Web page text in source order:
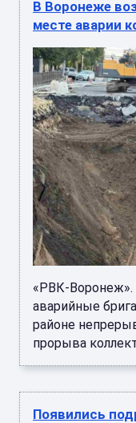
В Воронеже
месте аварии
«РВК-Воронеж».
аварийные
районе
прорыва
Появились